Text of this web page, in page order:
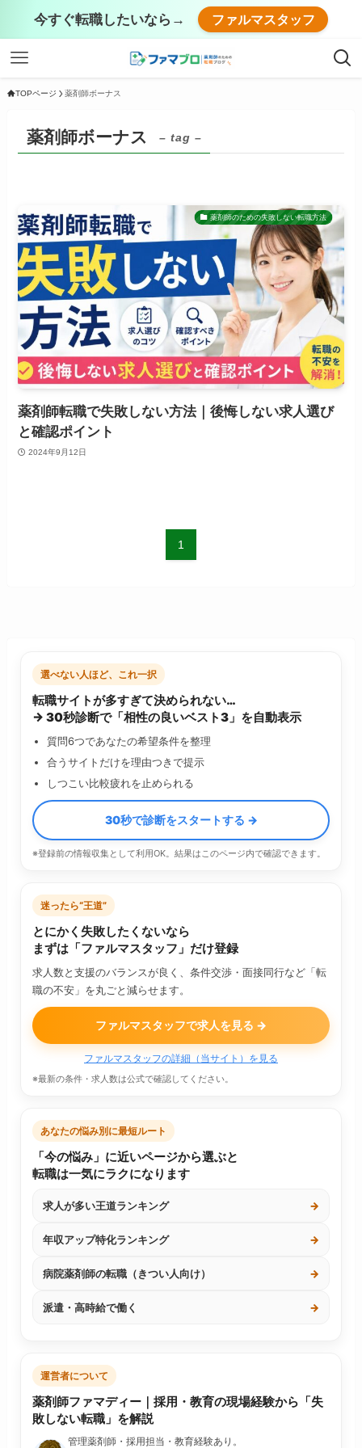
今すぐ転職したいなら→ ファルマスタッフ
TOPページ 薬剤師ボーナス
薬剤師ボーナス – tag –
薬剤師のための失敗しない転職方法
薬剤師転職で失敗しない方法｜後悔しない求人選び
と確認ポイント
2024年9月12日
1
選べない人ほど、これ一択
転職サイトが多すぎて決められない…
→ 30秒診断で「相性の良いベスト3」を自動表示
質問6つであなたの希望条件を整理
合うサイトだけを理由つきで提示
しつこい比較疲れを止められる
30秒で診断をスタートする →
※登録前の情報収集として利用OK。結果はこのページ内で確認できます。
迷ったら“王道”
とにかく失敗したくないなら
まずは「ファルマスタッフ」だけ登録
求人数と支援のバランスが良く、条件交渉・面接同行など「転
職の不安」を丸ごと減らせます。
ファルマスタッフで求人を見る →
ファルマスタッフの詳細（当サイト）を見る
※最新の条件・求人数は公式で確認してください。
あなたの悩み別に最短ルート
「今の悩み」に近いページから選ぶと
転職は一気にラクになります
求人が多い王道ランキング →
年収アップ特化ランキング →
病院薬剤師の転職（きつい人向け） →
派遣・高時給で働く →
運営者について
薬剤師ファマディー｜採用・教育の現場経験から「失
敗しない転職」を解説
管理薬剤師・採用担当・教育経験あり。